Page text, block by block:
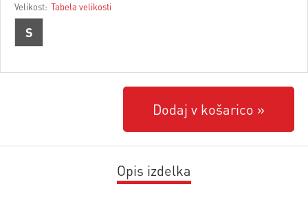
Velikost: Tabela velikosti
S
Dodaj v košarico
Opis izdelka